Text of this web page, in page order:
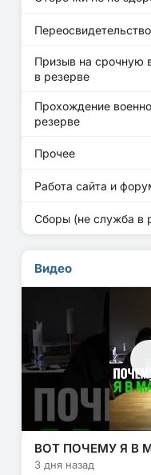
Призыв на срочную
в резерве
Прохождение
резерве
Прочее
Работа сайта и
Сборы (не служба в
Видео
ВОТ ПОЧЕМУ Я В
3 дня назад